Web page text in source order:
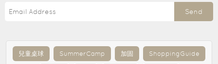
Send
兒童桌球 SummerCamp 加固 ShoppingGuide